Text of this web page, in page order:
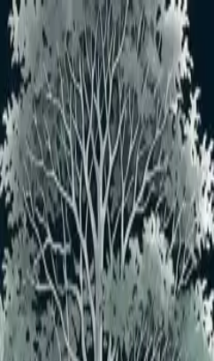
メインコンテンツへスキップ
おすすめユーザー
おすすめユーザーはいません
もっと見る